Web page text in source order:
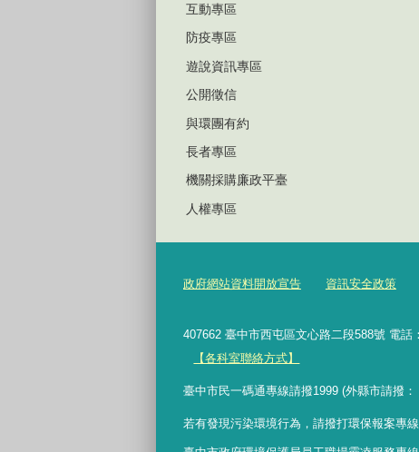
互動專區
防疫專區
遊說資訊專區
公開徵信
與環團有約
長者專區
機關採購廉政平臺
人權專區
政府網站資料開放宣告 資訊安全政策
407662 臺中市西屯區文心路二段588號 電話：
【各科室聯絡方式】
臺中市民一碼通專線請撥1999 (外縣市請撥：
若有發現污染環境行為，請撥打環保報案專